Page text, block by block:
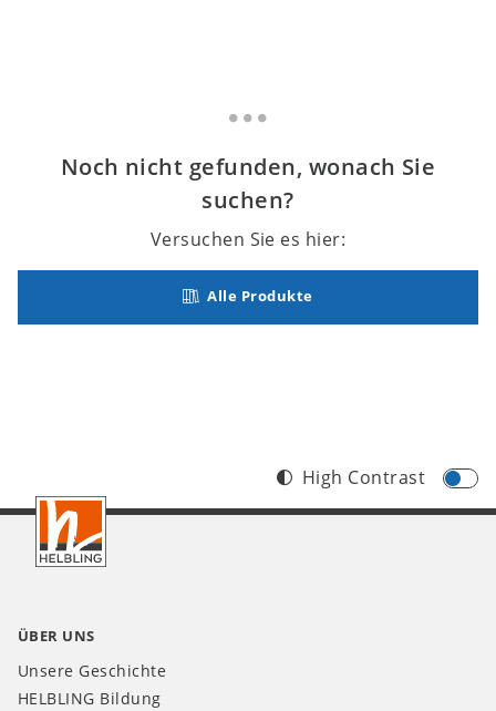
Noch nicht gefunden, wonach Sie
suchen?
Versuchen Sie es hier:
Alle Produkte
Footer
CH
High Contrast
ÜBER UNS
Unsere Geschichte
HELBLING Bildung